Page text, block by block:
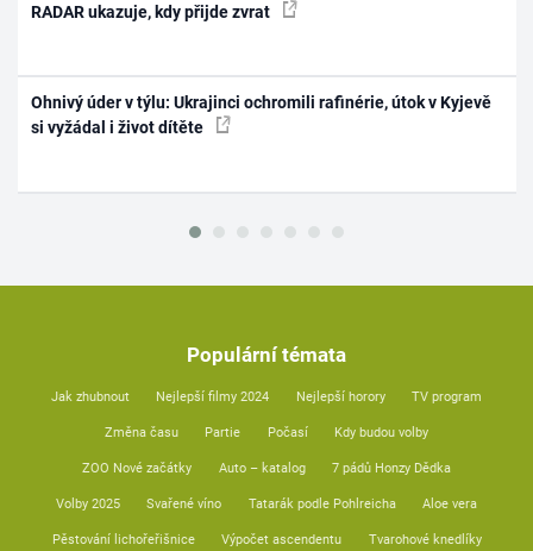
RADAR ukazuje, kdy přijde zvrat
Ohnivý úder v týlu: Ukrajinci ochromili rafinérie, útok v Kyjevě
si vyžádal i život dítěte
Populární témata
Jak zhubnout Nejlepší filmy 2024 Nejlepší horory TV program
Změna času Partie Počasí Kdy budou volby
ZOO Nové začátky Auto – katalog 7 pádů Honzy Dědka
Volby 2025 Svařené víno Tatarák podle Pohlreicha Aloe vera
Pěstování lichořeřišnice Výpočet ascendentu Tvarohové knedlíky